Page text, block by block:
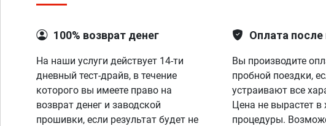
100% возврат денег
На наши услуги действует 14-ти
дневный тест-драйв, в течение
которого вы имеете право на
возврат денег и заводской
прошивки, если результат будет не
Оплата после
Вы производите
пробной поездки,
устраивают все
Цена не вырастет в
процедуры.